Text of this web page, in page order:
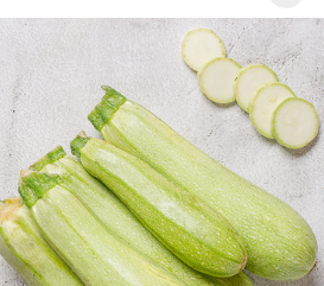
РЕЦЕПТЫ